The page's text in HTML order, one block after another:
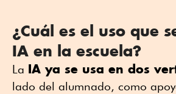
¿Cuál es el uso que
IA en la escuela?
La IA ya se usa en dos
lado del alumnado, como